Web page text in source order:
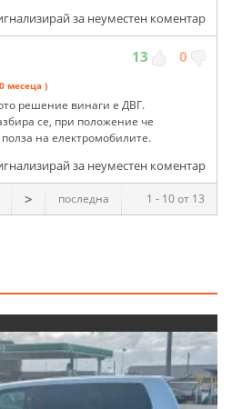
за неуместен коментар
13 0
месеца )
решение винаги е ДВГ.
се, при положение че
на електромобилите.
за неуместен коментар
1 - 10 от 13
> последна